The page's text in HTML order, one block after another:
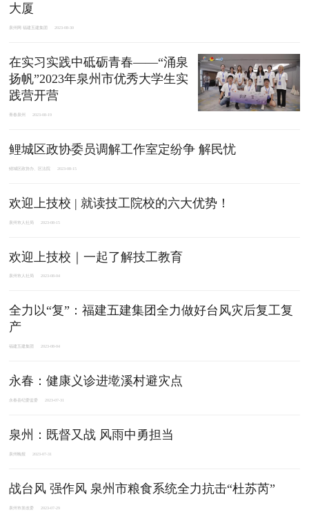
大厦
泉州网 福建五建集团 2023-08-30
在实习实践中砥砺青春——“涌泉
扬帆”2023年泉州市优秀大学生实
践营开营
青春泉州 2023-08-19
鲤城区政协委员调解工作室定纷争 解民忧
鲤城区政协办、区法院 2023-08-15
欢迎上技校 | 就读技工院校的六大优势！
泉州市人社局 2023-08-15
欢迎上技校｜一起了解技工教育
泉州市人社局 2023-08-04
全力以“复”：福建五建集团全力做好台风灾后复工复
产
福建五建集团 2023-08-04
​永春：健康义诊进墘溪村避灾点
永春县纪委监委 2023-07-31
泉州：既督又战 风雨中勇担当
泉州晚报 2023-07-31
战台风 强作风 泉州市粮食系统全力抗击“杜苏芮”
泉州市发改委 2023-07-29